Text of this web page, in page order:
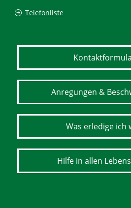
Telefonliste
Anregungen &
Was erledige ich
Hilfe in allen